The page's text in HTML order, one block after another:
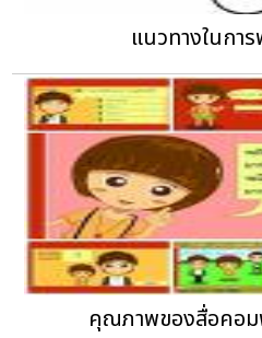
แนวทางในกา
คุณภาพของสื่อคอม